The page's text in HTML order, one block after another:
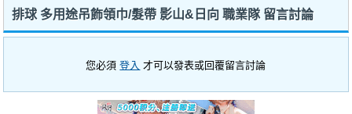
排球 多用途吊飾領巾/髮帶 影山&日向 職業隊 留言討論
您必須登入 才可以發表或回覆留言討論